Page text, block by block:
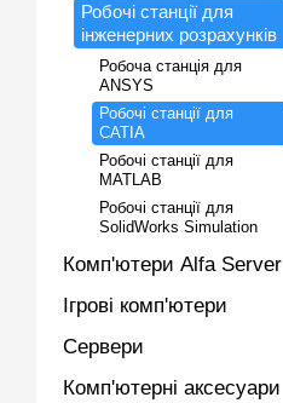
Робочі станції для
інженерних розрахунків
Робоча станція для
ANSYS
Робочі станції для
CATIA
Робочі станції для
MATLAB
Робочі станції для
SolidWorks Simulation
Комп'ютери Alfa Server
Ігрові комп'ютери
Сервери
Комп'ютерні аксесуари